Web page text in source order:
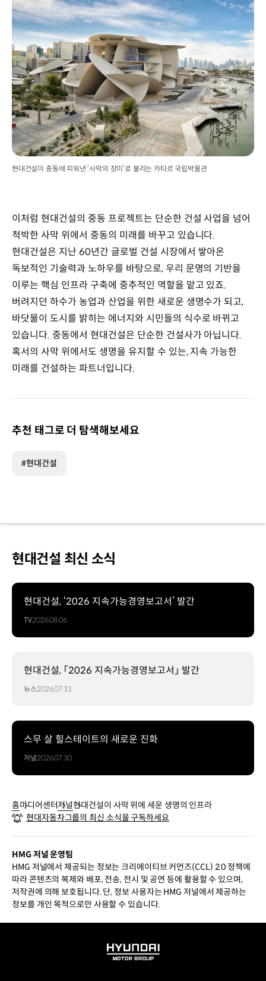
현대건설이 중동에 피워낸 ‘사막의 장미’로 불리는 카타르 국립박물관
이처럼 현대건설의 중동 프로젝트는 단순한 건설 사업을 넘어
척박한 사막 위에서 중동의 미래를 바꾸고 있습니다.
현대건설은 지난 60년간 글로벌 건설 시장에서 쌓아온
독보적인 기술력과 노하우를 바탕으로, 우리 문명의 기반을
이루는 핵심 인프라 구축에 중추적인 역할을 맡고 있죠.
버려지던 하수가 농업과 산업을 위한 새로운 생명수가 되고,
바닷물이 도시를 밝히는 에너지와 시민들의 식수로 바뀌고
있습니다. 중동에서 현대건설은 단순한 건설사가 아닙니다.
혹서의 사막 위에서도 생명을 유지할 수 있는, 지속 가능한
미래를 건설하는 파트너입니다.
추천 태그로 더 탐색해보세요
#현대건설
현대건설 최신 소식
현대건설, ‘2026 지속가능경영보고서’ 발간
TV2026.08.06
현대건설, 「2026 지속가능경영보고서」 발간
뉴스2026.07.31
스무 살 힐스테이트의 새로운 진화
저널2026.07.30
홈미디어센터저널현대건설이 사막 위에 세운 생명의 인프라
현대자동차그룹의 최신 소식을 구독하세요
HMG 저널 운영팀
HMG 저널에서 제공되는 정보는 크리에이티브 커먼즈(CCL) 2.0 정책에
따라 콘텐츠의 복제와 배포, 전송, 전시 및 공연 등에 활용할 수 있으며,
저작권에 의해 보호됩니다. 단, 정보 사용자는 HMG 저널에서 제공하는
정보를 개인 목적으로만 사용할 수 있습니다.
HYUNDAI